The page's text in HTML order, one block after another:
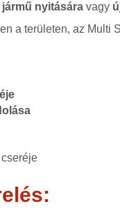
jármű nyitására vagy
a területen, az Multi
cseréje